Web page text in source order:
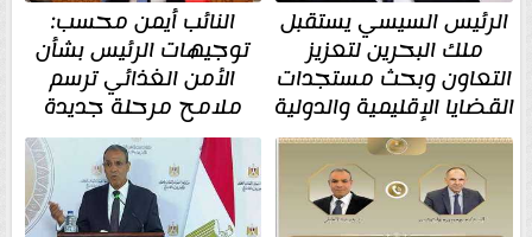
الرئيس السيسي يستقبل
ملك البحرين لتعزيز
التعاون وبحث مستجدات
القضايا الإقليمية والدولية
النائب أيمن محسب:
توجيهات الرئيس بشأن
الأمن الغذائي ترسم
ملامح مرحلة جديدة